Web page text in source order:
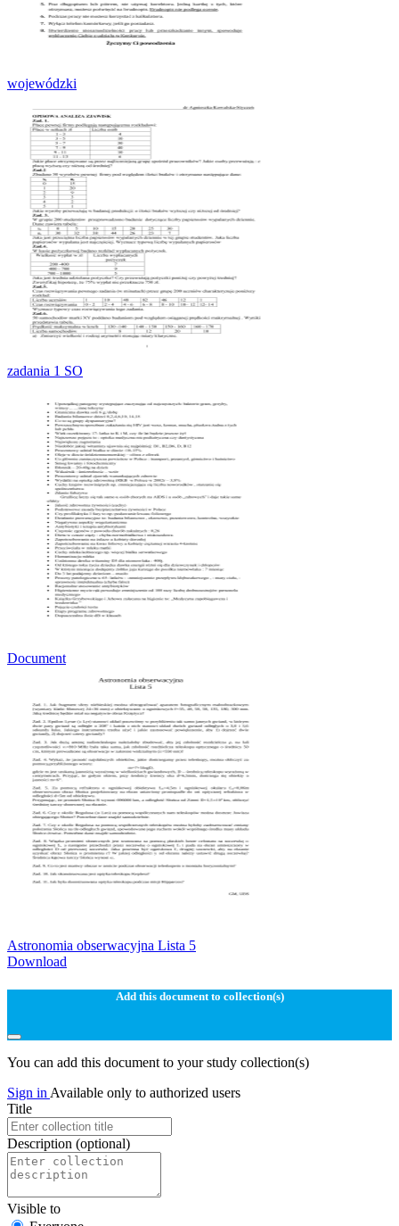
wojewódzki
zadania 1 SO
Document
Astronomia obserwacyjna Lista 5
Download
Add this document to collection(s)
You can add this document to your study collection(s)
Sign in Available only to authorized users
Title
Description (optional)
Visible to